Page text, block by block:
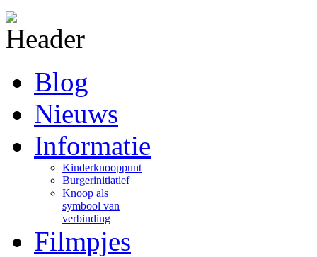
Blog
Nieuws
Informatie
Kinderknooppunt
Burgerinitiatief
Knoop als
symbool van
verbinding
Filmpjes